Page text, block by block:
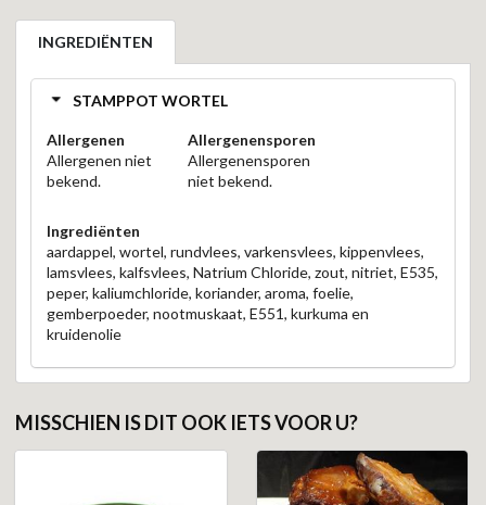
INGREDIËNTEN
STAMPPOT WORTEL
Allergenen
Allergenen niet
bekend.
Allergenensporen
Allergenensporen
niet bekend.
Ingrediënten
aardappel, wortel, rundvlees, varkensvlees, kippenvlees,
lamsvlees, kalfsvlees, Natrium Chloride, zout, nitriet, E535,
peper, kaliumchloride, koriander, aroma, foelie,
gemberpoeder, nootmuskaat, E551, kurkuma en
kruidenolie
MISSCHIEN IS DIT OOK IETS VOOR U?